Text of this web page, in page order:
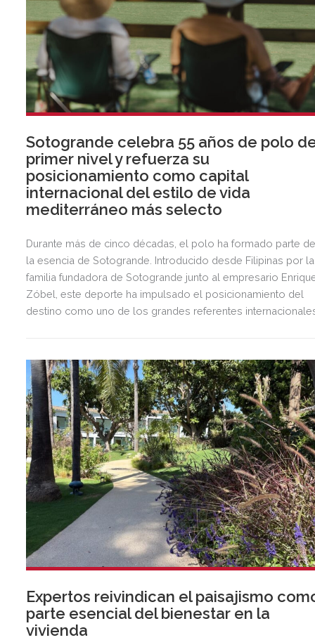
Sotogrande celebra 55 años de polo
primer nivel y refuerza su
posicionamiento como capital
internacional del estilo de vida
mediterráneo más selecto
Durante más de cinco décadas, el polo ha formado parte
la esencia de Sotogrande. Introducido desde Filipinas por la
familia fundadora de Sotogrande junto al empresario
Zóbel, este deporte ha impulsado el posicionamiento del
destino como uno de los grandes referentes
exclusiva agenda social.
Expertos reivindican el paisajismo
parte esencial del bienestar en la
vivienda